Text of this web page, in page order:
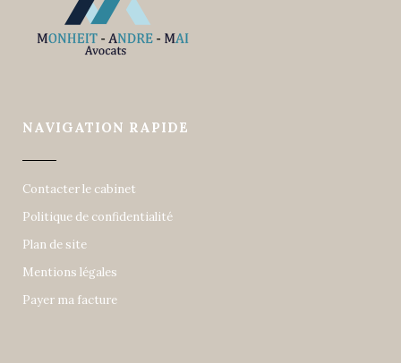
NAVIGATION RAPIDE
Contacter le cabinet
Politique de confidentialité
Plan de site
Mentions légales
Payer ma facture